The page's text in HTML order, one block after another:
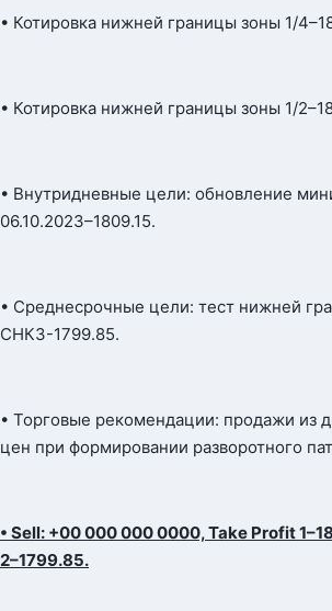
• Котировка нижней границы зоны 1/
• Котировка нижней границы зоны 1/
• Внутридневные цели: обновление
06.10.2023–1809.15.
• Среднесрочные цели: тест нижней
СНКЗ-1799.85.
• Торговые рекомендации: продажи из
цен при формировании разворотного
• Sell: +00 000 000 0000, Take Profit
2–1799.85.